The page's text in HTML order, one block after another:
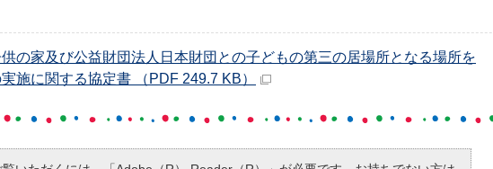
の家及び公益財団法人日本財団との子どもの第三の居場所となる場所を
施に関する協定書 （PDF 249.7 KB）